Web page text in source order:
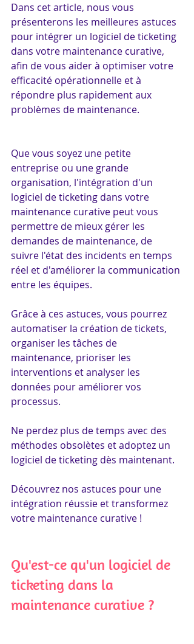
Dans cet article, nous vous
présenterons les meilleures astuces
pour intégrer un logiciel de ticketing
dans votre maintenance curative,
afin de vous aider à optimiser votre
efficacité opérationnelle et à
répondre plus rapidement aux
problèmes de maintenance.
Que vous soyez une petite
entreprise ou une grande
organisation, l'intégration d'un
logiciel de ticketing dans votre
maintenance curative peut vous
permettre de mieux gérer les
demandes de maintenance, de
suivre l'état des incidents en temps
réel et d'améliorer la communication
entre les équipes.
Grâce à ces astuces, vous pourrez
automatiser la création de tickets,
organiser les tâches de
maintenance, prioriser les
interventions et analyser les
données pour améliorer vos
processus.
Ne perdez plus de temps avec des
méthodes obsolètes et adoptez un
logiciel de ticketing dès maintenant.
Découvrez nos astuces pour une
intégration réussie et transformez
votre maintenance curative !
Qu'est-ce qu'un logiciel de
ticketing dans la
maintenance curative ?